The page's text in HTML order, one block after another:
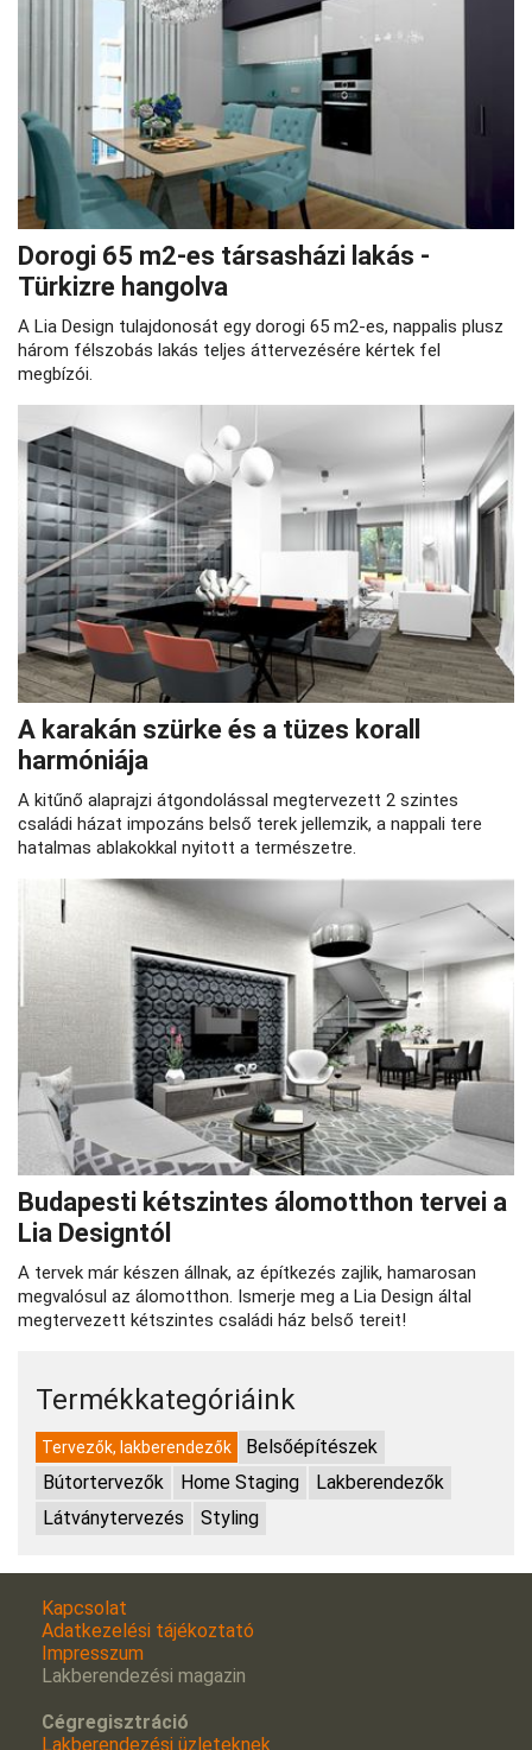
Dorogi 65 m2-es társasházi lakás -
Türkizre hangolva
A Lia Design tulajdonosát egy dorogi 65 m2-es, nappalis plusz
három félszobás lakás teljes áttervezésére kértek fel
megbízói.
A karakán szürke és a tüzes korall
harmóniája
A kitűnő alaprajzi átgondolással megtervezett 2 szintes
családi házat impozáns belső terek jellemzik, a nappali tere
hatalmas ablakokkal nyitott a természetre.
Budapesti kétszintes álomotthon tervei a
Lia Designtól
A tervek már készen állnak, az építkezés zajlik, hamarosan
megvalósul az álomotthon. Ismerje meg a Lia Design által
megtervezett kétszintes családi ház belső tereit!
Termékkategóriáink
Tervezők, lakberendezők
Belsőépítészek
Bútortervezők
Home Staging
Lakberendezők
Látványtervezés
Styling
Kapcsolat
Adatkezelési tájékoztató
Impresszum
Lakberendezési magazin
Cégregisztráció
Lakberendezési üzleteknek